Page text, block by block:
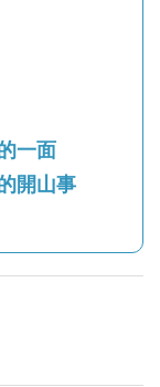
一面
開山事